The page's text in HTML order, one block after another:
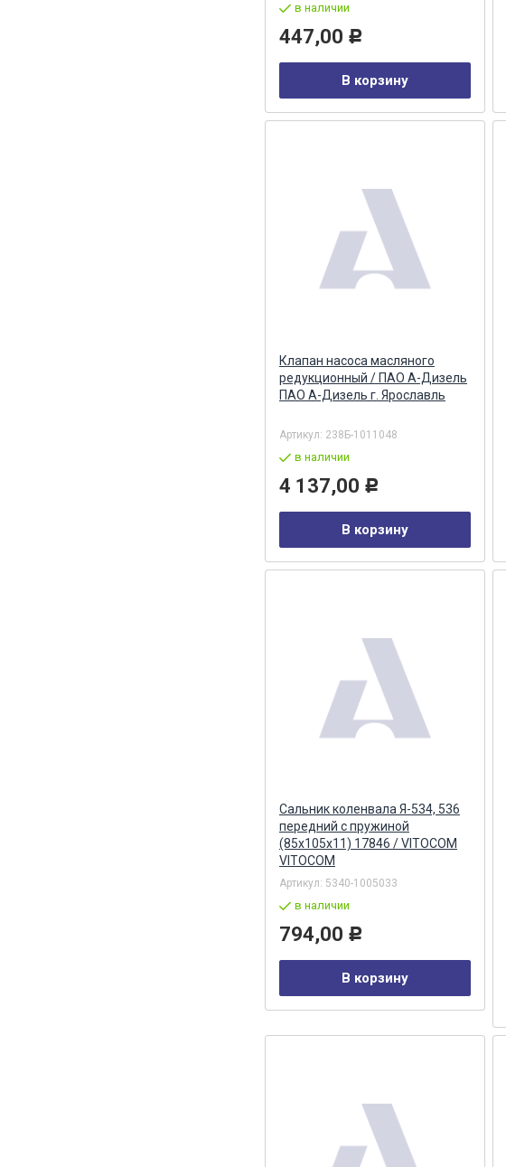
в наличии
447,00 Р
В корзину
Клапан насоса масляного
редукционный / ПАО А-Дизель
ПАО А-Дизель г. Ярославль
Артикул: 238Б-1011048
в наличии
4 137,00 Р
В корзину
Сальник коленвала Я-534, 536
передний с пружиной
(85х105х11) 17846 / VITOCOM
VITOCOM
Артикул: 5340-1005033
в наличии
794,00 Р
В корзину